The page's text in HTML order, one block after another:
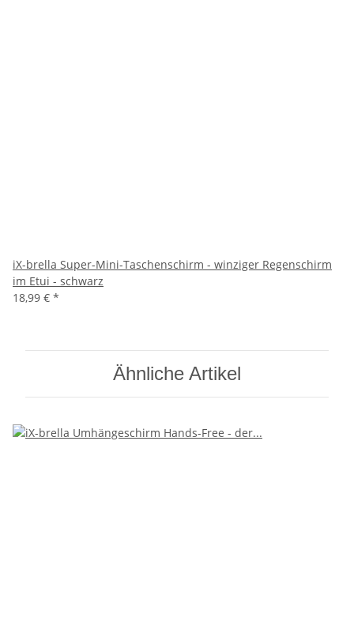
iX-brella Super-Mini-Taschenschirm - winziger Regenschirm
im Etui - schwarz
18,99 € *
Ähnliche Artikel